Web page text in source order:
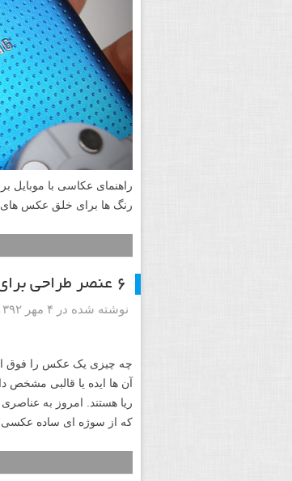
رنگ ها برای خلق عکس های
۶ عنصر طراحی برای عکس های فوق العاده
نوشته شده در ۴ مهر ۱۳۹۲
چه چیزی یک عکس را فوق
آن ها ایده یا قالبی
ریا هستند. امروز به
که از سوژه ای ساده عکسی